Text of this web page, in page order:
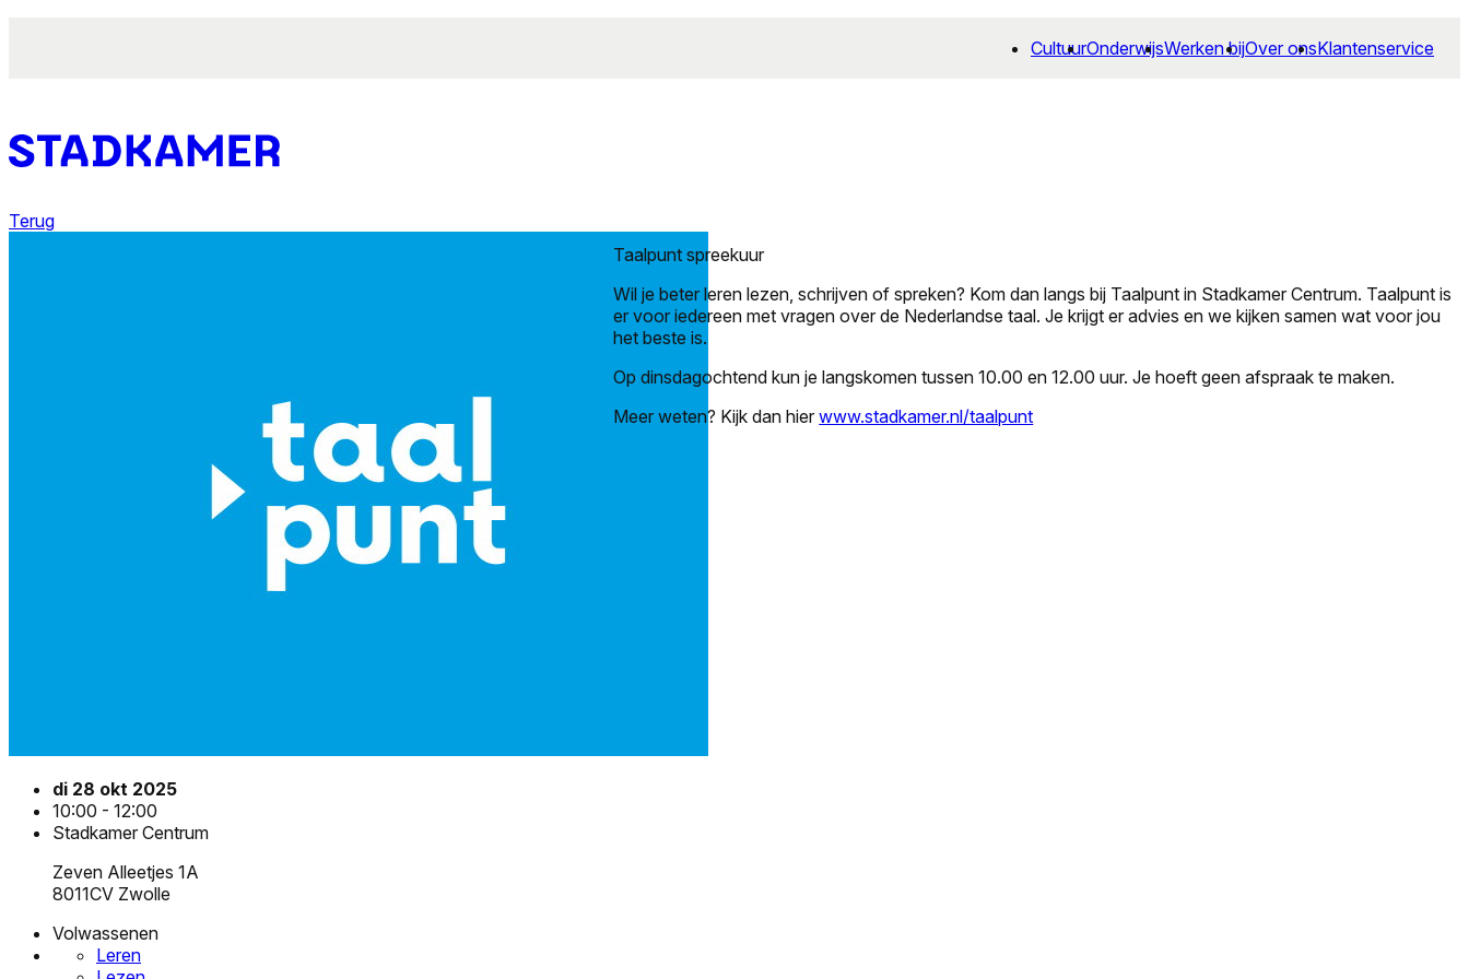
CultuurOnderwijsWerken bijOver onsKlantenservice
Terug
di 28 okt 2025
10:00 - 12:00
Stadkamer Centrum
Zeven Alleetjes 1A
8011CV Zwolle
Volwassenen
Leren
Taalpunt spreekuur
Wil je beter leren lezen, schrijven of spreken? Kom dan langs bij Taalpunt in Stadkamer Centrum. Taalpunt is
er voor iedereen met vragen over de Nederlandse taal. Je krijgt er advies en we kijken samen wat voor jou
het beste is.
Op dinsdagochtend kun je langskomen tussen 10.00 en 12.00 uur. Je hoeft geen afspraak te maken.
Meer weten? Kijk dan hierwww.stadkamer.nl/taalpunt